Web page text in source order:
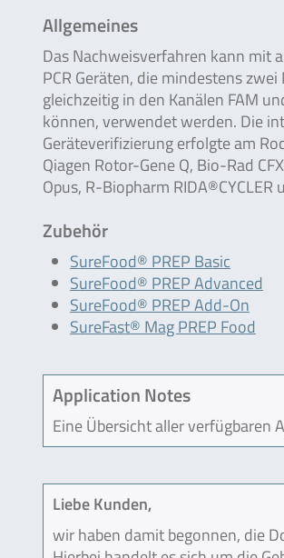
Allgemeines
Das Nachweisverfahren kann mit
PCR Geräten, die mindestens
gleichzeitig in den Kanälen FAM
können, verwendet werden. Die
Geräteverifizierung erfolgte am
Qiagen Rotor-Gene Q, Bio-Rad
Opus, R-Biopharm RIDA®CYCLER
Zubehör
SureFood® PREP Basic
SureFood® PREP Advanced
SureFood® PREP Add-On
SureFast® Mag PREP Food
Application Notes
Eine Übersicht aller verfügbaren
Liebe Kunden,
wir haben damit begonnen, die